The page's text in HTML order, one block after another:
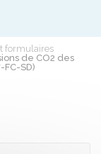
formulaires
de CO2 des
SD)